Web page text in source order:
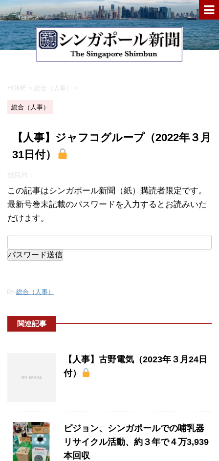
HOME > 総合（人事） >
総合（人事）
【人事】ジャフコグループ（2022年３月
31日付）
投稿日：
この記事はシンガポール新聞（紙）購読者限定です。
最新号巻末記載のパスワードを入力するとお読みいた
だけます。
-総合（人事）
関連記事
【人事】古野電気（2023年３月24日
付）
ピジョン、シンガポールでの哺乳器
リサイクル活動、約３年で４万3,939
本回収